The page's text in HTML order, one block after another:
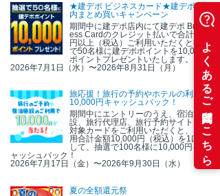
★建デポ ビジネスカード★建デポ店
内まとめ買いキャンペーン
期間中に建デポ店内にて建デポ Busin
ess Cardのクレジット払いで合計1万
円以上（税込）ご利用いただくと抽選
で50名様に建デポポイントを10,000
ポイントプレゼントいたします。
2026年7月1日（水）〜2026年8月31日（月）
旅応援！旅行の予約やホテルの利用で
10,000円キャッシュバック！
期間中にエントリーのうえ、宿泊施
設、旅行代理店、旅行予約サイトにて
対象カードをご利用いただくと、ご利
用合計金額10,000円（税込）を1口と
して、抽選で100名様に10,000円をキ
ャッシュバック！
2026年7月17日（金）〜2026年9月30日（水）
夏の全額還元祭